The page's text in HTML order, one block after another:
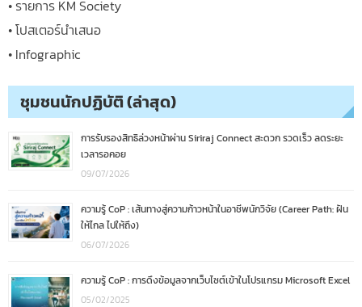
• รายการ KM Society
• โปสเตอร์นำเสนอ
• Infographic
ชุมชนนักปฏิบัติ (ล่าสุด)
การรับรองสิทธิล่วงหน้าผ่าน Siriraj Connect สะดวก รวดเร็ว ลดระยะ
เวลารอคอย
09/07/2026
ความรู้ CoP : เส้นทางสู่ความก้าวหน้าในอาชีพนักวิจัย (Career Path: ฝัน
ให้ไกล ไปให้ถึง)
06/07/2026
ความรู้ CoP : การดึงข้อมูลจากเว็บไซต์เข้าในโปรแกรม Microsoft Excel
05/02/2025